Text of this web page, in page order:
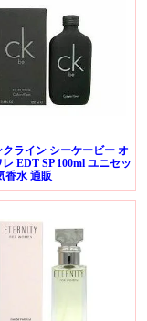
クライン シーケービー オ
EDT SP 100ml ユニセッ
香水 通販